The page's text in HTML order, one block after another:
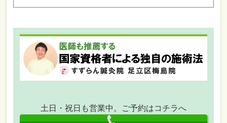
土日・祝日も営業中。ご予約はコチラへ